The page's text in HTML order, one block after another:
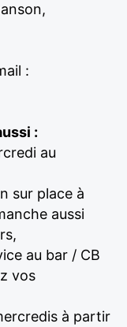
:
:
au
sur place à
aussi
au bar / CB
vos
à partir